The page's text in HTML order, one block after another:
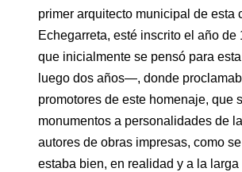
primer arquitecto municipal de esta
Echegarreta, esté inscrito el año
que inicialmente se pensó para
luego dos años―, donde
promotores de este homenaje, que
monumentos a personalidades de
autores de obras impresas, como
estaba bien, en realidad y a la